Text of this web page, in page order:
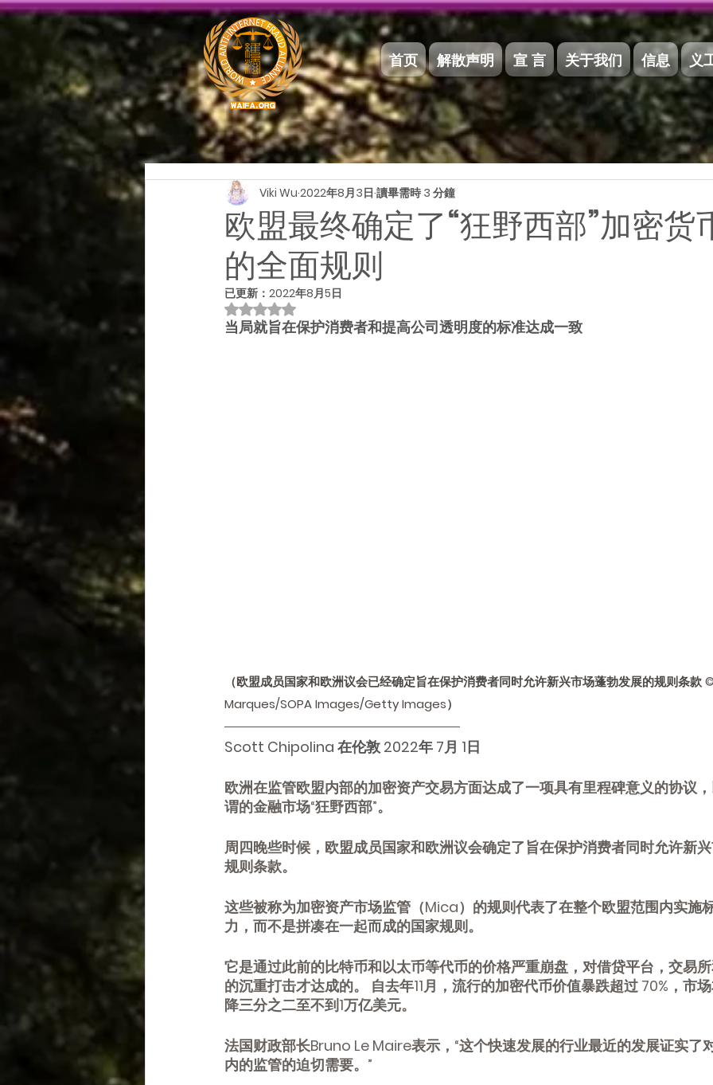
首页 解散声明 宣 言 关于我们 信息 义
欧盟最终确定了“狂野西部”加密货
的全面规则
Viki Wu 2022年8月3日 讀畢需時 3 分鐘
已更新： 2022年8月5日
評等為 NaN（最高為 5 顆星）。
当局就旨在保护消费者和提高公司透明度的标准达成一致
（欧盟成员国家和欧洲议会已经确定旨在保护消费者同时允许新兴市场蓬勃发展的规则条
Marques/SOPA Images/Getty Images）
Scott Chipolina 在伦敦 2022年 7月 1日
欧洲在监管欧盟内部的加密资产交易方面达成了一项具有里程碑意义的协议
谓的金融市场“狂野西部”。
周四晚些时候，欧盟成员国家和欧洲议会确定了旨在保护消费者同时允许新
规则条款。
这些被称为加密资产市场监管（Mica）的规则代表了在整个欧盟范围内实施
力，而不是拼凑在一起而成的国家规则。
它是通过此前的比特币和以太币等代币的价格严重崩盘，对借贷平台，交易
的沉重打击才达成的。 自去年11月，流行的加密代币价值暴跌超过 70%，市
降三分之二至不到1万亿美元。
法国财政部长Bruno Le Maire表示，“这个快速发展的行业最近的发展证实了
内的监管的迫切需要。”